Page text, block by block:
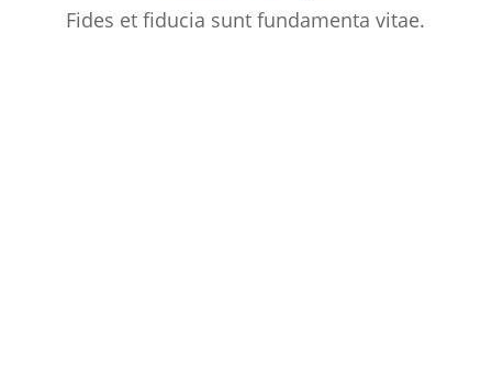
Fides et fiducia sunt fundamenta vitae.